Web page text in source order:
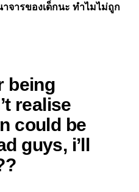
จารของเด็กนะ ทำไมไม่ถูก
being
realise
could be
guys, i’ll